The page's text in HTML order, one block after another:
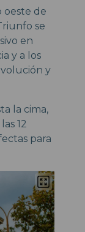
oeste de
se
en
y a los
y
la cima,
12
para